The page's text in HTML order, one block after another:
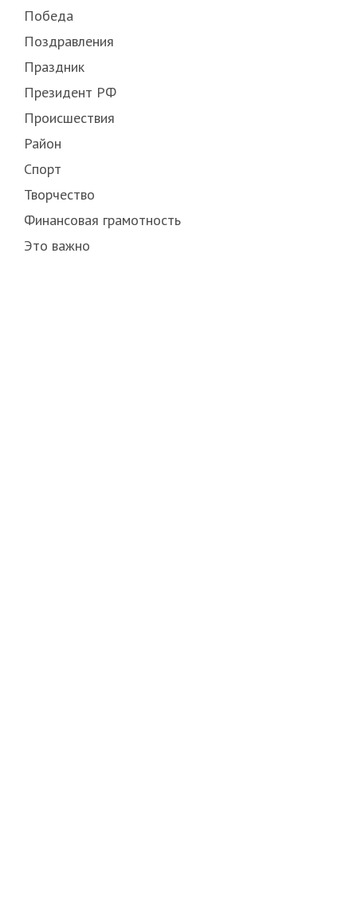
Победа
Поздравления
Праздник
Президент РФ
Происшествия
Район
Спорт
Творчество
Финансовая грамотность
Это важно